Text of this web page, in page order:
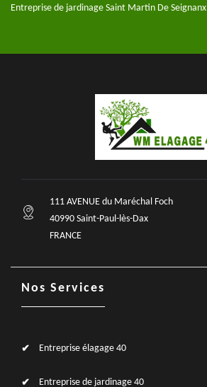
Entreprise de jardinage Saint Martin De Seignanx
111 AVENUE du Maréchal Foch
40990 Saint-Paul-lès-Dax
FRANCE
Nos Services
Entreprise élagage 40
Entreprise de jardinage 40